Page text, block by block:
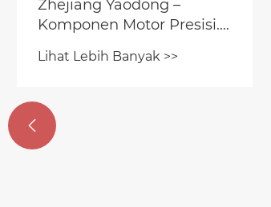
Keahlian Pengrajin · Mesin
Pengencang Inti
Motor yang Sangat Andal
